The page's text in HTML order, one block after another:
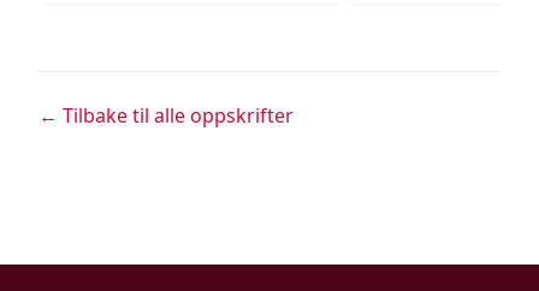
← Tilbake til alle oppskrifter